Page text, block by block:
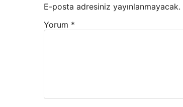
E-posta adresiniz yayınlanmayacak.
Yorum *